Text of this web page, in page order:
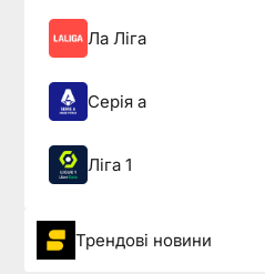
Ла Ліга
Серія а
Ліга 1
Трендові новини